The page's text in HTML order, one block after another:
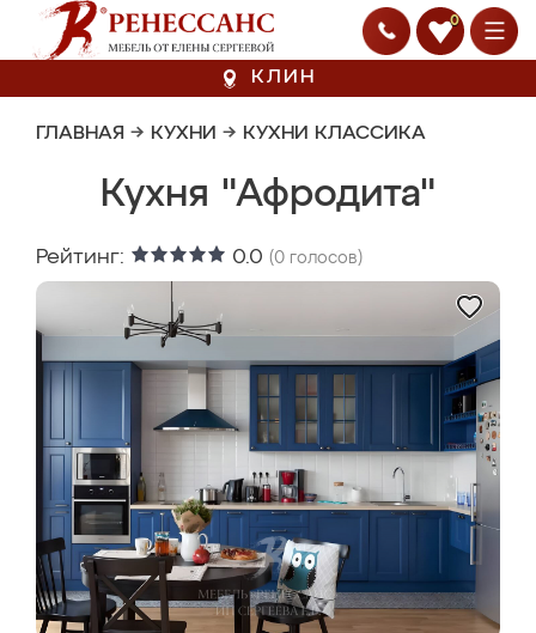
0
КЛИН
ГЛАВНАЯ → КУХНИ → КУХНИ КЛАССИКА
Кухня "Афродита"
Рейтинг: 0.0 (0 голосов)